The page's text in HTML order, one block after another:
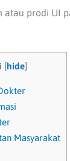
atau prodi UI
[hide]
Masyarakat